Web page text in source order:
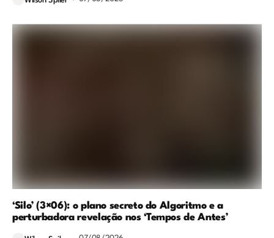
‘Silo’ (3×06): o plano secreto do Algoritmo e a
perturbadora revelação nos ‘Tempos de Antes’